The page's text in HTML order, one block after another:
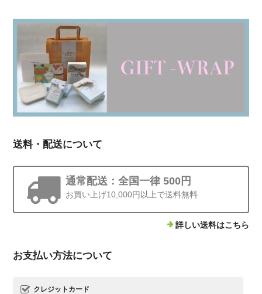
送料・配送について
通常配送：全国一律 500円
お買い上げ10,000円以上で送料無料
詳しい送料はこちら
お支払い方法について
クレジットカード